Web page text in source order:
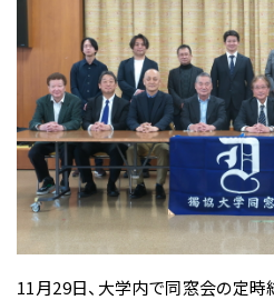
11月29日、大学内で同窓会の定